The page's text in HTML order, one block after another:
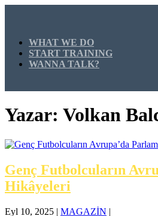
WHAT WE DO
START TRAINING
WANNA TALK?
Yazar: Volkan
Genç Futbolcuların
Hikâyeleri
Eyl 10, 2025 | MAGAZİN |